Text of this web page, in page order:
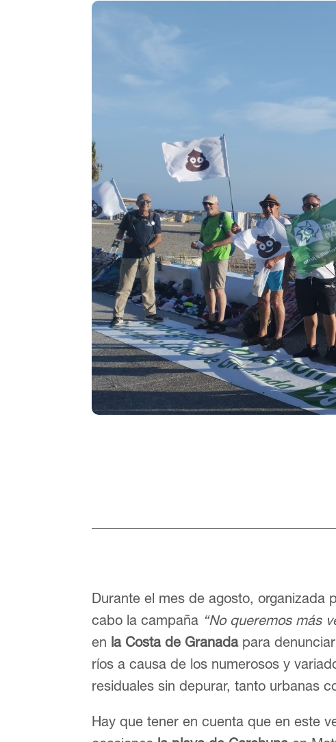
Durante el mes de agosto, organizada
cabo la campaña “No queremos más
en la Costa de Granadapara
ríos a causa de los numerosos y
residuales sin depurar, tanto urbanas
Hay que tener en cuenta que en este